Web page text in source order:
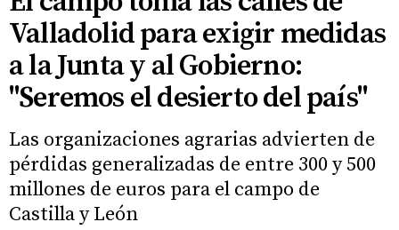
Valladolid para exigir medidas
a la Junta y al Gobierno:
"Seremos el desierto del país"
Las organizaciones agrarias advierten de
pérdidas generalizadas de entre 300 y 500
millones de euros para el campo de
Castilla y León